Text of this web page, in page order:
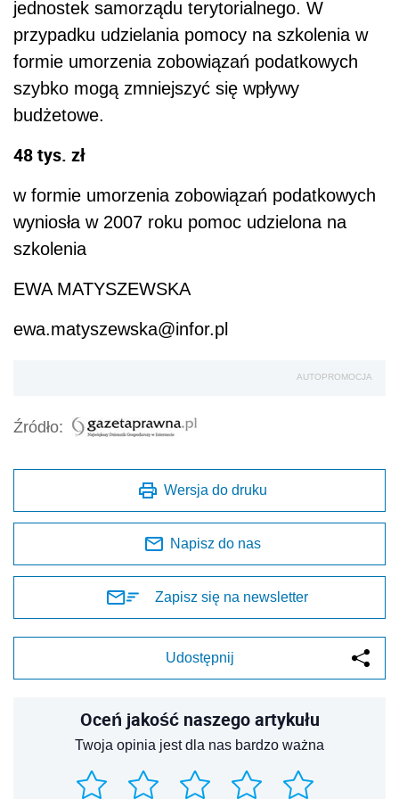
jednostek samorządu terytorialnego. W
przypadku udzielania pomocy na szkolenia w
formie umorzenia zobowiązań podatkowych
szybko mogą zmniejszyć się wpływy
budżetowe.
48tys. zł
w formie umorzenia zobowiązań podatkowych
wyniosła w 2007 roku pomoc udzielona na
szkolenia
EWA MATYSZEWSKA
ewa.matyszewska@infor.pl
AUTOPROMOCJA
Źródło:
Wersja do druku
Napisz do nas
Zapisz się na newsletter
Udostępnij
Oceń jakość naszego artykułu
Twoja opinia jest dla nas bardzo ważna